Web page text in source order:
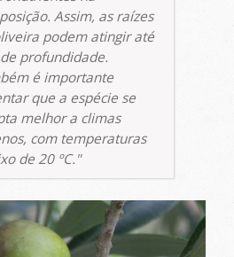
Assim, as raízes
podem atingir até
profundidade.
é importante
que a espécie se
melhor a climas
com temperaturas
de 20 ºC.